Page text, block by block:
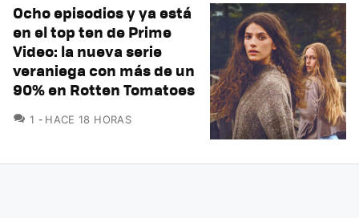
Ocho episodios y ya está
en el top ten de Prime
Video: la nueva serie
veraniega con más de un
90% en Rotten Tomatoes
1 COMENTARIOS
HACE 18 HORAS